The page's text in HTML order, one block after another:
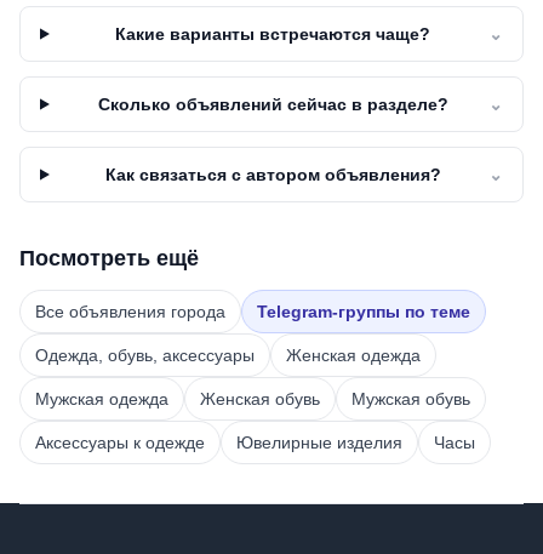
Какие варианты встречаются чаще? ⌄
Сколько объявлений сейчас в разделе? ⌄
Как связаться с автором объявления? ⌄
Посмотреть ещё
Все объявления города Telegram-группы по теме
Одежда, обувь, аксессуары Женская одежда
Мужская одежда Женская обувь Мужская обувь
Аксессуары к одежде Ювелирные изделия Часы